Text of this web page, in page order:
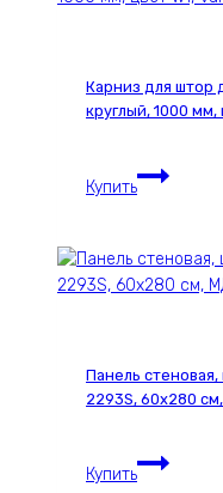
МДФ
10
серия
ONE,
Карниз для штор
круглый, 1000 мм,
Купить
Карниз
для
мм,
цвет
Varman.pro
Панель стеновая,
2293S, 60х280
Купить
Панель
стеновая,